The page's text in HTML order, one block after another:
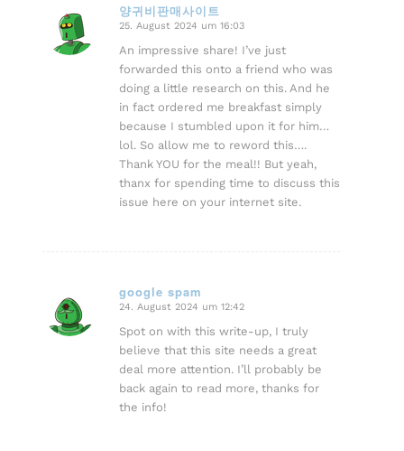
양귀비판매사이트
sagte:
25. August 2024 um 16:03
An impressive share! I’ve just
forwarded this onto a friend who was
doing a little research on this. And he
in fact ordered me breakfast simply
because I stumbled upon it for him…
lol. So allow me to reword this….
Thank YOU for the meal!! But yeah,
thanx for spending time to discuss this
issue here on your internet site.
google spam
sagte:
24. August 2024 um 12:42
Spot on with this write-up, I truly
believe that this site needs a great
deal more attention. I’ll probably be
back again to read more, thanks for
the info!